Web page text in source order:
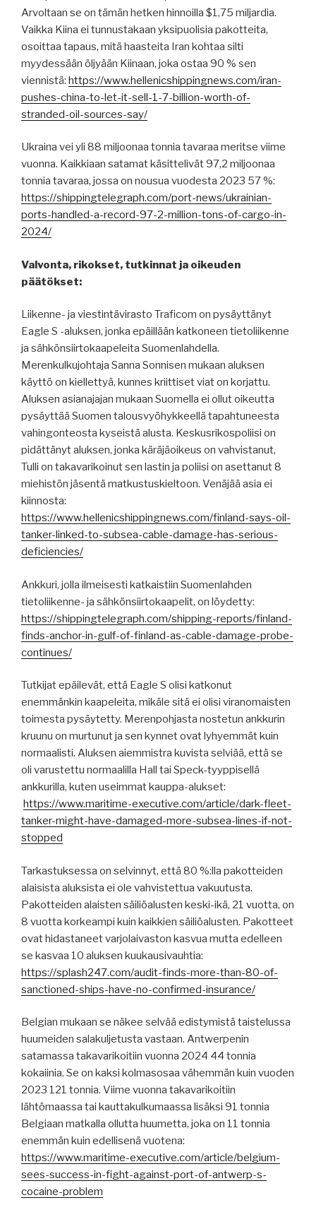
Arvoltaan se on tämän hetken hinnoilla $1,75 miljardia.
Vaikka Kiina ei tunnustakaan yksipuolisia pakotteita,
osoittaa tapaus, mitä haasteita Iran kohtaa silti
myydessään öljyään Kiinaan, joka ostaa 90 % sen
viennistä: https://www.hellenicshippingnews.com/iran-
pushes-china-to-let-it-sell-1-7-billion-worth-of-
stranded-oil-sources-say/
Ukraina vei yli 88 miljoonaa tonnia tavaraa meritse viime
vuonna. Kaikkiaan satamat käsittelivät 97,2 miljoonaa
tonnia tavaraa, jossa on nousua vuodesta 2023 57 %:
https://shippingtelegraph.com/port-news/ukrainian-
ports-handled-a-record-97-2-million-tons-of-cargo-in-
2024/
Valvonta, rikokset, tutkinnat ja oikeuden
päätökset:
Liikenne- ja viestintävirasto Traficom on pysäyttänyt
Eagle S -aluksen, jonka epäillään katkoneen tietoliikenne
ja sähkönsiirtokaapeleita Suomenlahdella.
Merenkulkujohtaja Sanna Sonnisen mukaan aluksen
käyttö on kiellettyä, kunnes kriittiset viat on korjattu.
Aluksen asianajajan mukaan Suomella ei ollut oikeutta
pysäyttää Suomen talousvyöhykkeellä tapahtuneesta
vahingonteosta kyseistä alusta. Keskusrikospoliisi on
pidättänyt aluksen, jonka käräjäoikeus on vahvistanut,
Tulli on takavarikoinut sen lastin ja poliisi on asettanut 8
miehistön jäsentä matkustuskieltoon. Venäjää asia ei
kiinnosta:
https://www.hellenicshippingnews.com/finland-says-oil-
tanker-linked-to-subsea-cable-damage-has-serious-
deficiencies/
Ankkuri, jolla ilmeisesti katkaistiin Suomenlahden
tietoliikenne- ja sähkönsiirtokaapelit, on löydetty:
https://shippingtelegraph.com/shipping-reports/finland-
finds-anchor-in-gulf-of-finland-as-cable-damage-probe-
continues/
Tutkijat epäilevät, että Eagle S olisi katkonut
enemmänkin kaapeleita, mikäle sitä ei olisi viranomaisten
toimesta pysäytetty. Merenpohjasta nostetun ankkurin
kruunu on murtunut ja sen kynnet ovat lyhyemmät kuin
normaalisti. Aluksen aiemmistra kuvista selviää, että se
oli varustettu normaalilla Hall tai Speck-tyyppisellä
ankkurilla, kuten useimmat kauppa-alukset:
https://www.maritime-executive.com/article/dark-fleet-
tanker-might-have-damaged-more-subsea-lines-if-not-
stopped
Tarkastuksessa on selvinnyt, että 80 %:lla pakotteiden
alaisista aluksista ei ole vahvistettua vakuutusta.
Pakotteiden alaisten säiliöalusten keski-ikä, 21 vuotta, on
8 vuotta korkeampi kuin kaikkien säiliöalusten. Pakotteet
ovat hidastaneet varjolaivaston kasvua mutta edelleen
se kasvaa 10 aluksen kuukausivauhtia:
https://splash247.com/audit-finds-more-than-80-of-
sanctioned-ships-have-no-confirmed-insurance/
Belgian mukaan se näkee selvää edistymistä taistelussa
huumeiden salakuljetusta vastaan. Antwerpenin
satamassa takavarikoitiin vuonna 2024 44 tonnia
kokaiinia. Se on kaksi kolmasosaa vähemmän kuin vuoden
2023 121 tonnia. Viime vuonna takavarikoitiin
lähtömaassa tai kauttakulkumaassa lisäksi 91 tonnia
Belgiaan matkalla ollutta huumetta, joka on 11 tonnia
enemmän kuin edellisenä vuotena:
https://www.maritime-executive.com/article/belgium-
sees-success-in-fight-against-port-of-antwerp-s-
cocaine-problem